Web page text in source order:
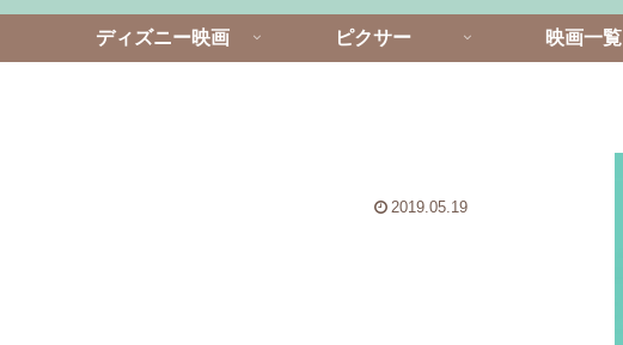
ディズニー映画 ピクサー 映画一覧
2019.05.19